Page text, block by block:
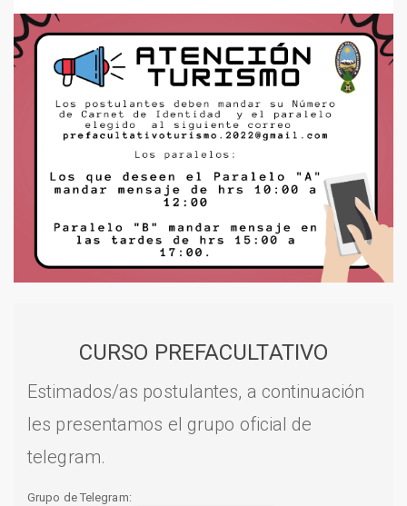
CURSO PREFACULTATIVO
Estimados/as postulantes, a continuación
les presentamos el grupo oficial de
telegram.
Grupo de Telegram: